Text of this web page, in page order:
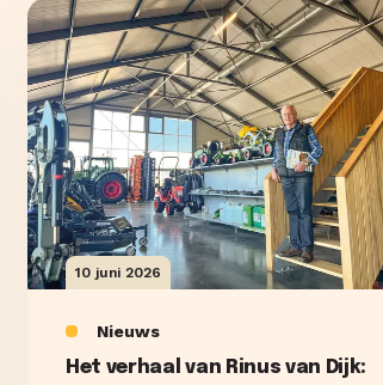
10 juni 2026
Nieuws
Het verhaal van Rinus van Dijk: